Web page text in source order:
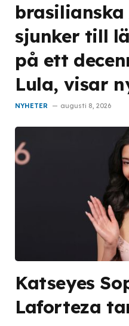
brasilianska
sjunker till
på ett
Lula, visar
NYHETER augusti 8, 2026
Katseyes
Laforteza